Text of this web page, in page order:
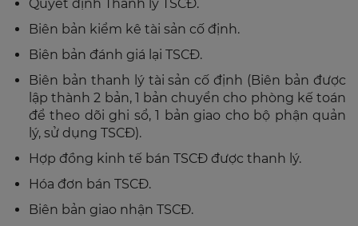
Quyết định Thanh lý TSCĐ.
Biên bản kiểm kê tài sản cố định.
Biên bản đánh giá lại TSCĐ.
Biên bản thanh lý tài sản cố định (Biên bản được
lập thành 2 bản, 1 bản chuyển cho phòng kế toán
để theo dõi ghi sổ, 1 bản giao cho bộ phận quản
lý, sử dụng TSCĐ).
Hợp đồng kinh tế bán TSCĐ được thanh lý.
Hóa đơn bán TSCĐ.
Biên bản giao nhận TSCĐ.